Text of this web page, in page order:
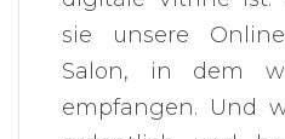
sie unsere
Salon, in dem
empfangen. Und